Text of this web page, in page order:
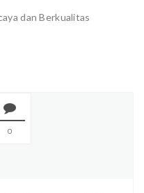
dan Berkualitas
0